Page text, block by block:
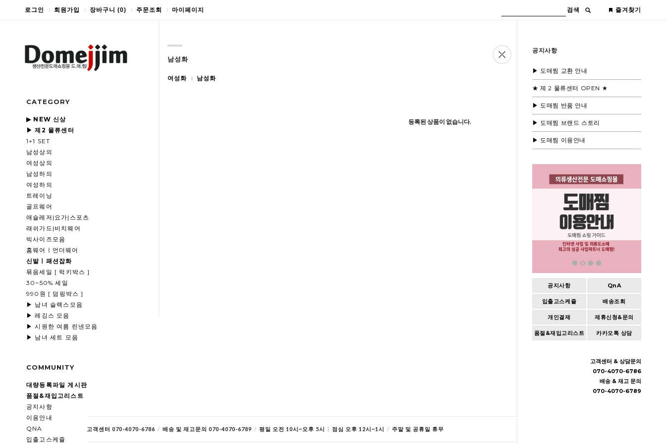
로그인 회원가입 장바구니 (0) 주문조회 마이페이지 검색 즐겨찾기
CATEGORY
▶ NEW 신상
▶ 제2 물류센터
1+1 SET
남성상의
여성상의
남성하의
여성하의
트레이닝
골프웨어
애슬레저|요가|스포츠
래쉬가드|비치웨어
빅사이즈모음
홈웨어ㅣ언더웨어
신발ㅣ패션잡화
묶음세일 [ 럭키박스 ]
30~50% 세일
990원 [ 덤핑박스 ]
▶ 남녀 슬랙스모음
▶ 레깅스 모음
▶ 시원한 여름 린넨모음
▶ 남녀 세트 모음
COMMUNITY
대량등록파일 게시판
품절&재입고리스트
공지사항
이용안내
QNA
입출고스케쥴
공지사항
▶ 도매찜 교환 안내
★ 제 2 물류센터 OPEN ★
▶ 도매찜 반품 안내
▶ 도매찜 브랜드 스토리
▶ 도매찜 이용안내
공지사항 QnA
입출고스케쥴 배송조회
개인결제 제휴신청&문의
품절&재입고리스트 카카오톡 상담
고객센터 & 상담문의
070-4070-6786
배송 & 재고 문의
070-4070-6789
남성화
여성화 남성화
등록된 상품이 없습니다.
고객센터 070-4070-6786 / 배송 및 재고문의 070-4070-6789 / 평일 오전 10시~오후 5시 | 점심 오후 12시~1시 / 주말 및 공휴일 휴무